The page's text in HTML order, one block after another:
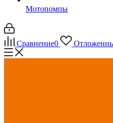
Мотопомпы
Сравнение0